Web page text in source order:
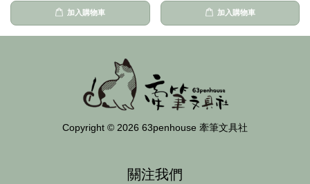
加入購物車 加入購物車
Copyright © 2026 63penhouse 牽筆文具社
關注我們